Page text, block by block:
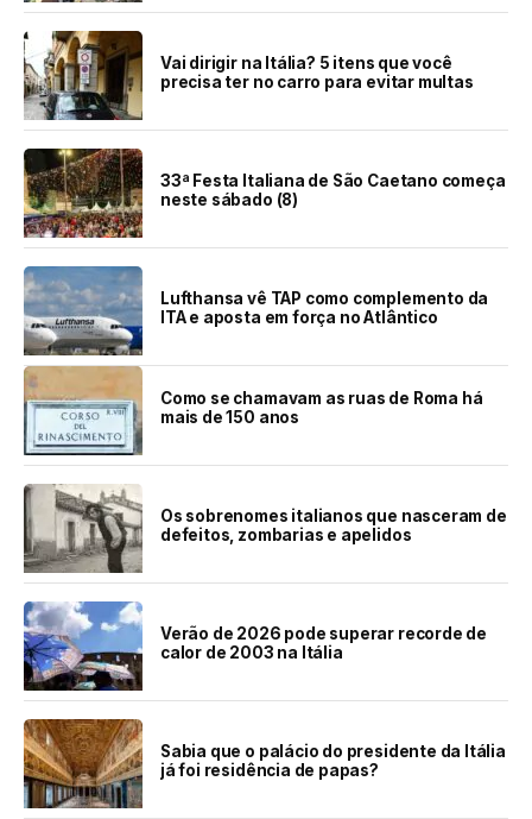
Vai dirigir na Itália? 5 itens que você
precisa ter no carro para evitar multas
33ª Festa Italiana de São Caetano começa
neste sábado (8)
Lufthansa vê TAP como complemento da
ITA e aposta em força no Atlântico
Como se chamavam as ruas de Roma há
mais de 150 anos
Os sobrenomes italianos que nasceram de
defeitos, zombarias e apelidos
Verão de 2026 pode superar recorde de
calor de 2003 na Itália
Sabia que o palácio do presidente da Itália
já foi residência de papas?